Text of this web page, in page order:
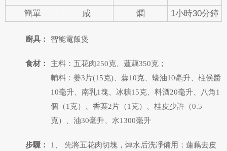
簡單 咸 燜 1小時30分鐘
廚具： 智能電飯煲
食材：
主料：五花肉250克、蓮藕350克；
輔料：姜3片(15克)、蒜10克、蠔油10毫升、柱侯醬
10毫升、南乳1塊、冰糖15克、料酒20毫升、八角1
個（1克）、香葉2片（1克）、桂皮少許（0.5
克）、油30毫升、水1300毫升
步驟：
1、 先將五花肉切塊，焯水后洗凈備用；蓮藕去皮